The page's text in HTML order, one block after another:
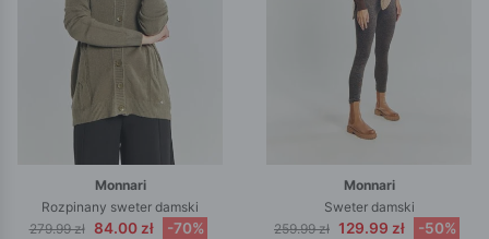
Monnari
Rozpinany sweter damski
279.99 zł 84.00 zł -70%
Monnari
Sweter damski
259.99 zł 129.99 zł -50%